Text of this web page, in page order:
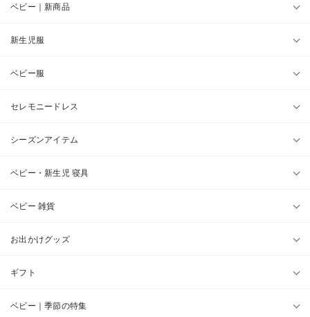
ベビー｜新商品
新生児服
ベビー服
セレモニードレス
シーズンアイテム
ベビー・新生児 寝具
ベビー 雑貨
お出かけグッズ
ギフト
ベビー｜季節の特集